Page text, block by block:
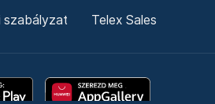
szabályzat Telex Sales